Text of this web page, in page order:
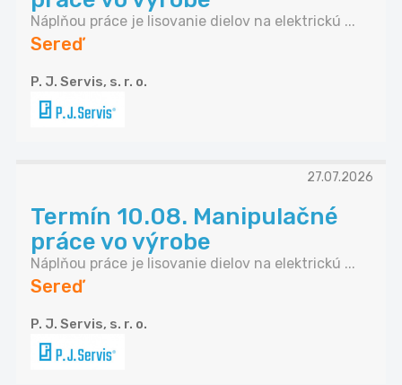
Náplňou práce je lisovanie dielov na elektrickú ...
Sereď
P. J. Servis, s. r. o.
27.07.2026
Termín 10.08. Manipulačné
práce vo výrobe
Náplňou práce je lisovanie dielov na elektrickú ...
Sereď
P. J. Servis, s. r. o.